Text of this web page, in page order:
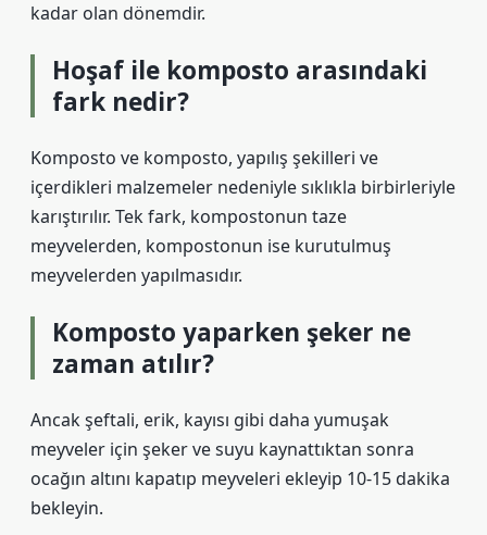
kadar olan dönemdir.
Hoşaf ile komposto arasındaki
fark nedir?
Komposto ve komposto, yapılış şekilleri ve
içerdikleri malzemeler nedeniyle sıklıkla birbirleriyle
karıştırılır. Tek fark, kompostonun taze
meyvelerden, kompostonun ise kurutulmuş
meyvelerden yapılmasıdır.
Komposto yaparken şeker ne
zaman atılır?
Ancak şeftali, erik, kayısı gibi daha yumuşak
meyveler için şeker ve suyu kaynattıktan sonra
ocağın altını kapatıp meyveleri ekleyip 10-15 dakika
bekleyin.